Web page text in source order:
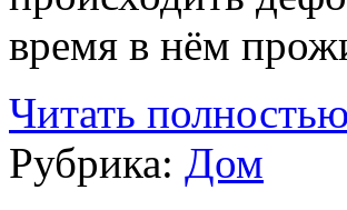
время в нём
Читать полностью
Рубрика: Дом